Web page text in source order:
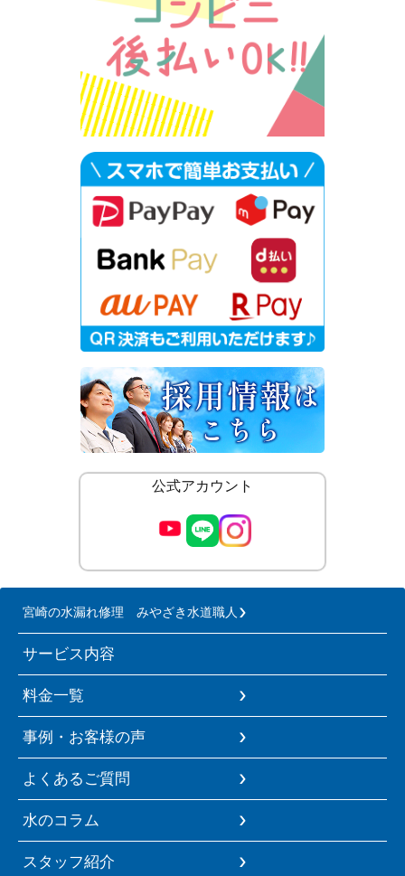
公式アカウント
宮崎の水漏れ修理 みやざき水道職人
サービス内容
料金一覧
事例・お客様の声
よくあるご質問
水のコラム
スタッフ紹介